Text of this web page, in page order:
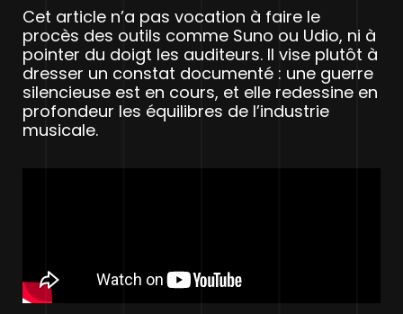
Cet article n’a pas vocation à faire le
procès des outils comme Suno ou Udio, ni à
pointer du doigt les auditeurs. Il vise plutôt à
dresser un constat documenté : une guerre
silencieuse est en cours, et elle redessine en
profondeur les équilibres de l’industrie
musicale.